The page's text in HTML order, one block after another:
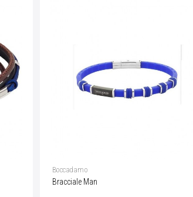
Boccadamo
Bracciale Man